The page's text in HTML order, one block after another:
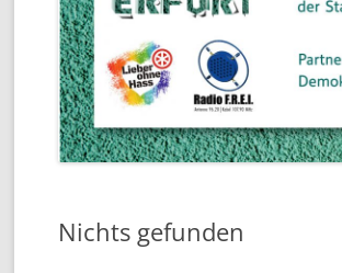
Nichts gefunden